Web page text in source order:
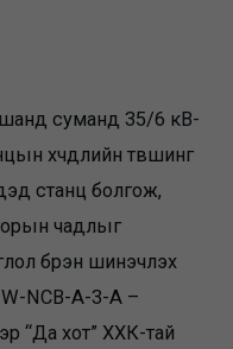
суманд 35/6 кВ-
хүчдлийн түвшинг
станц болгож,
чадлыг
бүрэн шинэчлэх
NCB-A-3-А –
“Да хот” ХХК-тай